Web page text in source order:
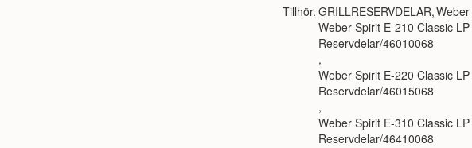
Tillhör. GRILLRESERVDELAR,
Weber Spirit E-210 Classic
Reservdelar/46010068
,
Weber Spirit E-220 Classic
Reservdelar/46015068
,
Weber Spirit E-310 Classic
Reservdelar/46410068